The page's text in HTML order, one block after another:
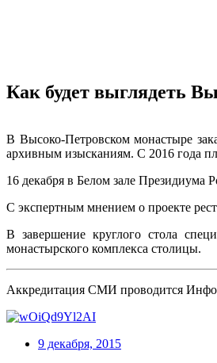
Как будет выглядеть
В Высоко-Петровском монастыре
архивным изысканиям. С 2016 года
16 декабря в Белом зале Президиума
С экспертным мнением о проекте
В завершение круглого стола
монастырского комплекса столицы.
Аккредитация СМИ проводится
9 декабря, 2015